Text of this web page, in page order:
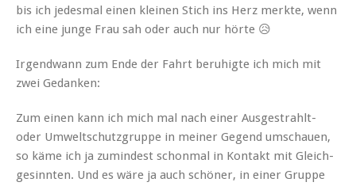
bis ich jedes­mal einen kleinen Stich ins Herz merk­te, wenn
ich eine junge Frau sah oder auch nur hörte 😥
Irgend­wann zum Ende der Fahrt beruhigte ich mich mit
zwei Gedanken:
Zum einen kann ich mich mal nach ein­er Aus­ges­trahlt-
oder Umweltschutz­gruppe in mein­er Gegend umschauen,
so käme ich ja zumin­d­est schon­mal in Kon­takt mit Gle­ich­
gesin­nten. Und es wäre ja auch schön­er, in ein­er Gruppe